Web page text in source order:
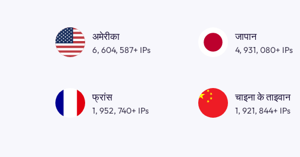
अमेरीका
6, 604, 587+ IPs
जापान
4, 931, 080+ IPs
फ्रांस
1, 952, 740+ IPs
चाइना के ताइवान
1, 921, 844+ IPs